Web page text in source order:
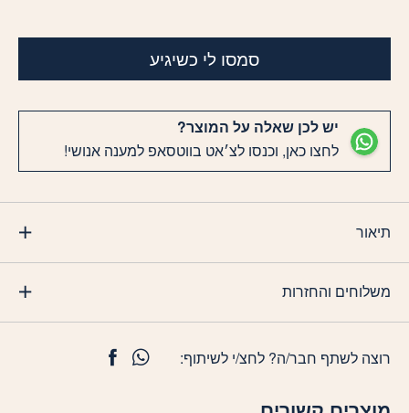
סמסו לי כשיגיע
יש לכן שאלה על המוצר?
לחצו כאן, וכנסו לצ׳אט בווטסאפ למענה אנושי!
תיאור
משלוחים והחזרות
רוצה לשתף חבר/ה? לחצ/י לשיתוף: